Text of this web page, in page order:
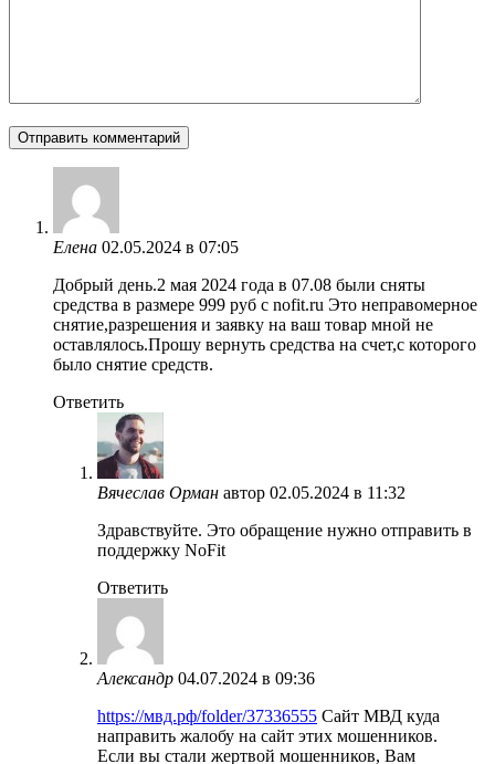
Елена 02.05.2024 в 07:05
Добрый день.2 мая 2024 года в 07.08 были сняты
средства в размере 999 руб с nofit.ru Это неправомерное
снятие,разрешения и заявку на ваш товар мной не
оставлялось.Прошу вернуть средства на счет,с которого
было снятие средств.
Ответить
Вячеслав Орман автор 02.05.2024 в 11:32
Здравствуйте. Это обращение нужно отправить в
поддержку NoFit
Ответить
Александр 04.07.2024 в 09:36
https://мвд.рф/folder/37336555 Сайт МВД куда
направить жалобу на сайт этих мошенников.
Если вы стали жертвой мошенников, Вам